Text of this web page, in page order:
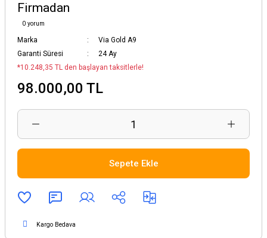
Firmadan
0 yorum
Marka
Via Gold A9
Garanti Süresi
24 Ay
*10.248,35 TL den başlayan taksitlerle!
98.000,00 TL
Sepete Ekle
Kargo Bedava